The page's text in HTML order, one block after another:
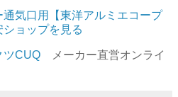
気口用【東洋アルミエコープ
ョップを見る
ツCUQ メーカー直営オンライ